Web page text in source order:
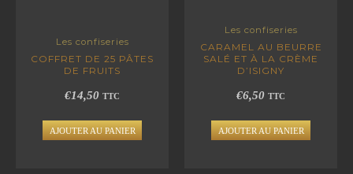
Les confiseries
COFFRET DE 25 PÂTES
DE FRUITS
€14,50 TTC
AJOUTER AU PANIER
Les confiseries
CARAMEL AU BEURRE
SALÉ ET À LA CRÈME
D’ISIGNY
€6,50 TTC
AJOUTER AU PANIER